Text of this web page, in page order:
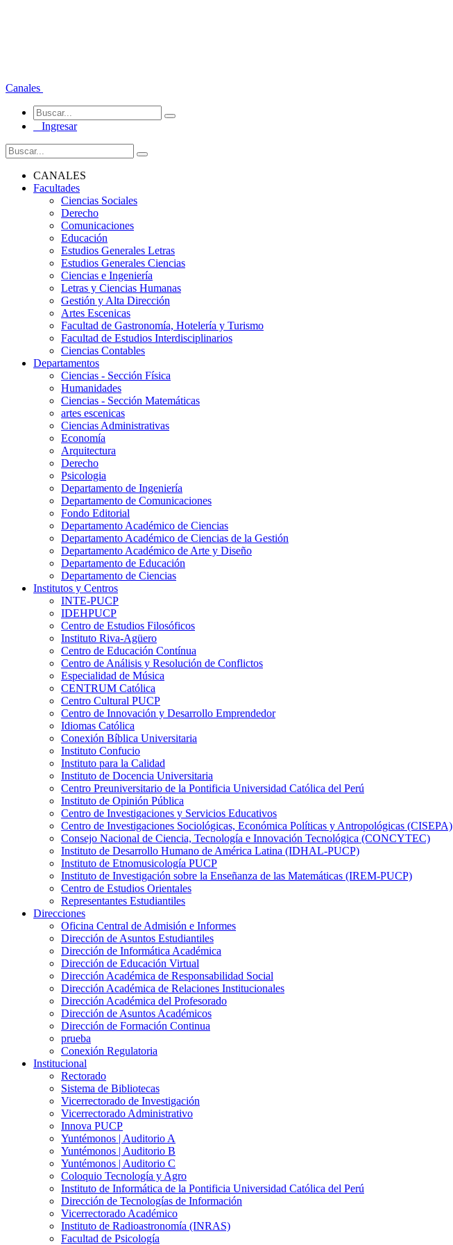
Canales
Ingresar
CANALES
Facultades
Ciencias Sociales
Derecho
Comunicaciones
Educación
Estudios Generales Letras
Estudios Generales Ciencias
Ciencias e Ingeniería
Letras y Ciencias Humanas
Gestión y Alta Dirección
Artes Escenicas
Facultad de Gastronomía, Hotelería y Turismo
Facultad de Estudios Interdisciplinarios
Ciencias Contables
Departamentos
Ciencias - Sección Física
Humanidades
Ciencias - Sección Matemáticas
artes escenicas
Ciencias Administrativas
Economía
Arquitectura
Derecho
Psicologia
Departamento de Ingeniería
Departamento de Comunicaciones
Fondo Editorial
Departamento Académico de Ciencias
Departamento Académico de Ciencias de la Gestión
Departamento Académico de Arte y Diseño
Departamento de Educación
Departamento de Ciencias
Institutos y Centros
INTE-PUCP
IDEHPUCP
Centro de Estudios Filosóficos
Instituto Riva-Agüero
Centro de Educación Contínua
Centro de Análisis y Resolución de Conflictos
Especialidad de Música
CENTRUM Católica
Centro Cultural PUCP
Centro de Innovación y Desarrollo Emprendedor
Idiomas Católica
Conexión Bíblica Universitaria
Instituto Confucio
Instituto para la Calidad
Instituto de Docencia Universitaria
Centro Preuniversitario de la Pontificia Universidad Católica del Perú
Instituto de Opinión Pública
Centro de Investigaciones y Servicios Educativos
Centro de Investigaciones Sociológicas, Económica Políticas y Antropológicas (CISEPA)
Consejo Nacional de Ciencia, Tecnología e Innovación Tecnológica (CONCYTEC)
Instituto de Desarrollo Humano de América Latina (IDHAL-PUCP)
Instituto de Etnomusicología PUCP
Instituto de Investigación sobre la Enseñanza de las Matemáticas (IREM-PUCP)
Centro de Estudios Orientales
Representantes Estudiantiles
Direcciones
Oficina Central de Admisión e Informes
Dirección de Asuntos Estudiantiles
Dirección de Informática Académica
Dirección de Educación Virtual
Dirección Académica de Responsabilidad Social
Dirección Académica de Relaciones Institucionales
Dirección Académica del Profesorado
Dirección de Asuntos Académicos
Dirección de Formación Continua
prueba
Conexión Regulatoria
Institucional
Rectorado
Sistema de Bibliotecas
Vicerrectorado de Investigación
Vicerrectorado Administrativo
Innova PUCP
Yuntémonos | Auditorio A
Yuntémonos | Auditorio B
Yuntémonos | Auditorio C
Coloquio Tecnología y Agro
Instituto de Informática de la Pontificia Universidad Católica del Perú
Dirección de Tecnologías de Información
Vicerrectorado Académico
Instituto de Radioastronomía (INRAS)
Facultad de Psicología